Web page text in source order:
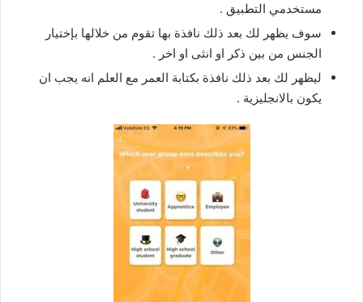
مستخدمي التطبيق .
سوف يظهر لك بعد ذلك نافذة بها تقوم من خلالها بإختيار
الجنس من بين ذكر او انثى او اخر .
ليظهر لك بعد ذلك نافذة بكتابة العمر مع العلم انه يجب ان
يكون بالانجليزية .